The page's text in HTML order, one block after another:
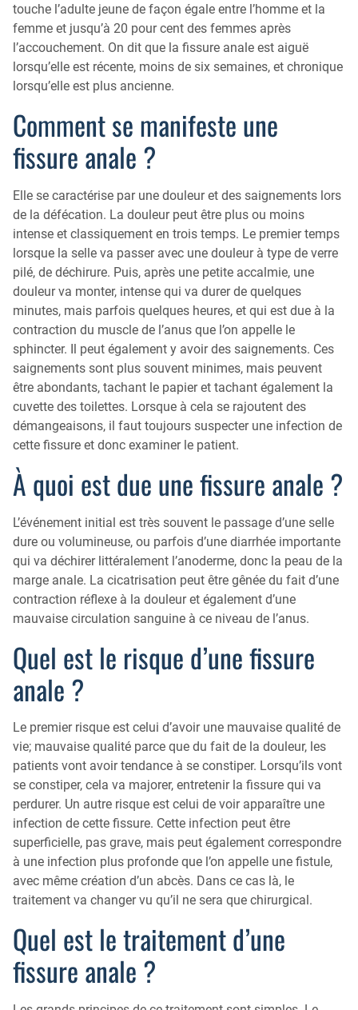
touche l’adulte jeune de façon égale entre l’homme et la
femme et jusqu’à 20 pour cent des femmes après
l’accouchement. On dit que la fissure anale est aiguë
lorsqu’elle est récente, moins de six semaines, et chronique
lorsqu’elle est plus ancienne.
Comment se manifeste une
fissure anale ?
Elle se caractérise par une douleur et des saignements lors
de la défécation. La douleur peut être plus ou moins
intense et classiquement en trois temps. Le premier temps
lorsque la selle va passer avec une douleur à type de verre
pilé, de déchirure. Puis, après une petite accalmie, une
douleur va monter, intense qui va durer de quelques
minutes, mais parfois quelques heures, et qui est due à la
contraction du muscle de l’anus que l’on appelle le
sphincter. Il peut également y avoir des saignements. Ces
saignements sont plus souvent minimes, mais peuvent
être abondants, tachant le papier et tachant également la
cuvette des toilettes. Lorsque à cela se rajoutent des
démangeaisons, il faut toujours suspecter une infection de
cette fissure et donc examiner le patient.
À quoi est due une fissure anale ?
L’événement initial est très souvent le passage d’une selle
dure ou volumineuse, ou parfois d’une diarrhée importante
qui va déchirer littéralement l’anoderme, donc la peau de la
marge anale. La cicatrisation peut être gênée du fait d’une
contraction réflexe à la douleur et également d’une
mauvaise circulation sanguine à ce niveau de l’anus.
Quel est le risque d’une fissure
anale ?
Le premier risque est celui d’avoir une mauvaise qualité de
vie; mauvaise qualité parce que du fait de la douleur, les
patients vont avoir tendance à se constiper. Lorsqu’ils vont
se constiper, cela va majorer, entretenir la fissure qui va
perdurer. Un autre risque est celui de voir apparaître une
infection de cette fissure. Cette infection peut être
superficielle, pas grave, mais peut également correspondre
à une infection plus profonde que l’on appelle une fistule,
avec même création d’un abcès. Dans ce cas là, le
traitement va changer vu qu’il ne sera que chirurgical.
Quel est le traitement d’une
fissure anale ?